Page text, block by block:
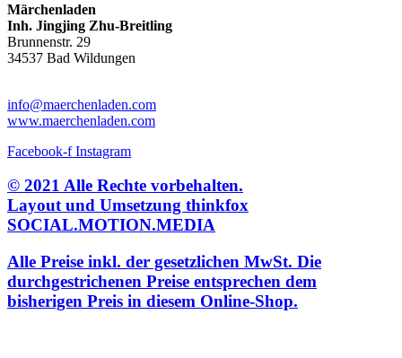
Märchenladen
Inh. Jingjing Zhu-Breitling
Brunnenstr. 29
34537 Bad Wildungen
info@maerchenladen.com
www.maerchenladen.com
Facebook-f Instagram
© 2021 Alle Rechte vorbehalten.
Layout und Umsetzung thinkfox
SOCIAL.MOTION.MEDIA
Alle Preise inkl. der gesetzlichen MwSt. Die
durchgestrichenen Preise entsprechen dem
bisherigen Preis in diesem Online-Shop.